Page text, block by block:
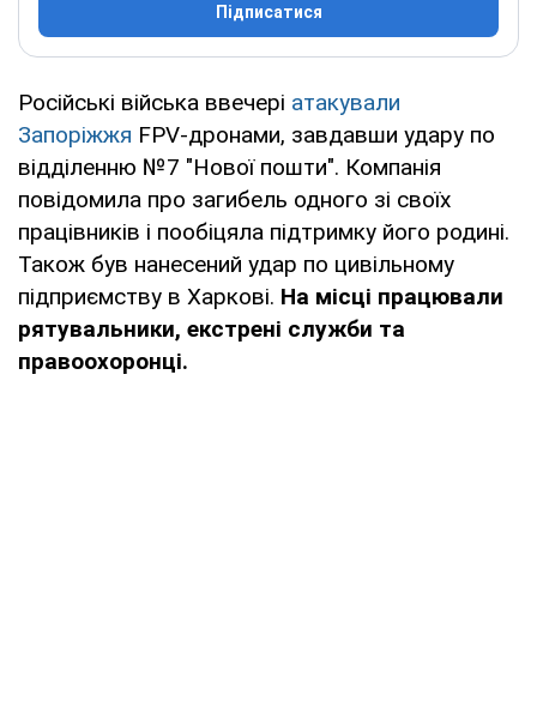
Підписатися
Російські війська ввечері атакували
Запоріжжя FPV-дронами, завдавши удару по
відділенню №7 "Нової пошти". Компанія
повідомила про загибель одного зі своїх
працівників і пообіцяла підтримку його родині.
Також був нанесений удар по цивільному
підприємству в Харкові. На місці працювали
рятувальники, екстрені служби та
правоохоронці.